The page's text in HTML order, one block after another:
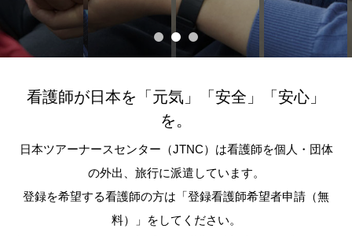
看護師が日本を「元気」「安全」「安心」
を。
日本ツアーナースセンター（JTNC）は看護師を個人・団体
の外出、旅行に派遣しています。
登録を希望する看護師の方は「登録看護師希望者申請（無
料）」をしてください。